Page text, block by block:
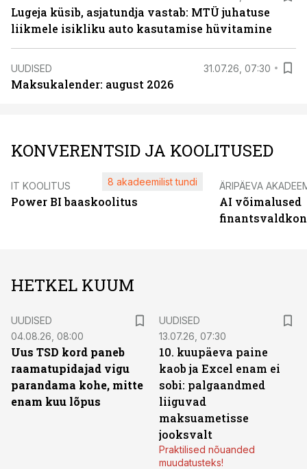
Lugeja küsib, asjatundja vastab: MTÜ juhatuse
liikmele isikliku auto kasutamise hüvitamine
UUDISED 31.07.26, 07:30
Maksukalender: august 2026
KONVERENTSID JA KOOLITUSED
IT KOOLITUS
Power BI baaskoolitus
8 akadeemilist tundi ÄRIPÄEVA
AI võimalused
HETKEL KUUM
UUDISED
04.08.26, 08:00
Uus TSD kord paneb
raamatupidajad vigu
parandama kohe, mitte
enam kuu lõpus
UUDISED
13.07.26, 07:30
10. kuupäeva paine
kaob ja Excel enam ei
sobi: palgaandmed
liiguvad
maksuametisse
jooksvalt
Praktilised nõuanded
muudatusteks!